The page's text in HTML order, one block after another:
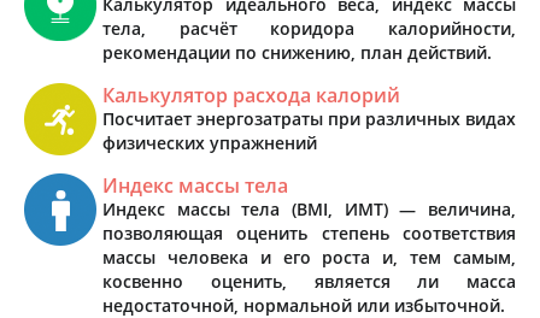
тела, расчёт коридора калорийности,
рекомендации по снижению, план действий.
Калькулятор расхода калорий
Посчитает энергозатраты при различных видах
физических упражнений
Индекс массы тела
Индекс массы тела (BMI, ИМТ) — величина,
позволяющая оценить степень соответствия
массы человека и его роста и, тем самым,
косвенно оценить, является ли масса
недостаточной, нормальной или избыточной.